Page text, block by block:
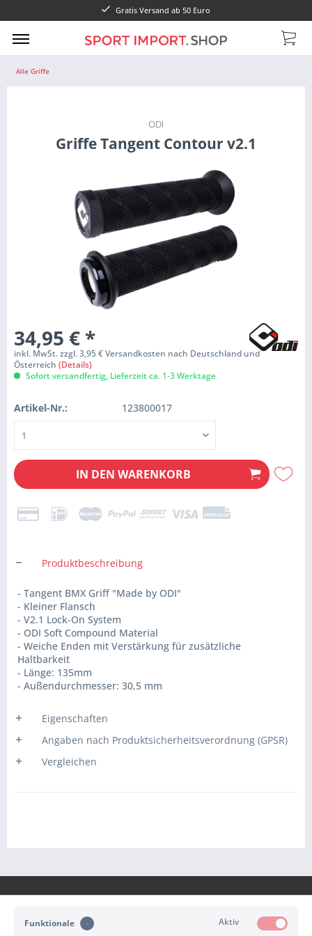
Gratis Versand ab 50 Euro
Alle Griffe
ODI
Griffe Tangent Contour v2.1
34,95 € *
inkl. MwSt. zzgl. 3,95 € Versandkosten nach Deutschland und
Österreich (Details)
Sofort versandfertig, Lieferzeit ca. 1-3 Werktage
Artikel-Nr.: 123800017
IN DEN WARENKORB
Produktbeschreibung
- Tangent BMX Griff "Made by ODI"
- Kleiner Flansch
- V2.1 Lock-On System
- ODI Soft Compound Material
- Weiche Enden mit Verstärkung für zusätzliche
Haltbarkeit
- Länge: 135mm
- Außendurchmesser: 30,5 mm
Eigenschaften
Angaben nach Produktsicherheitsverordnung (GPSR)
Vergleichen
Funktionale Aktiv